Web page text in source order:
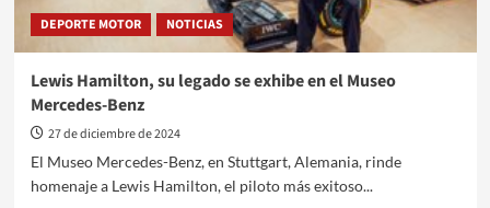
DEPORTE MOTOR NOTICIAS
Lewis Hamilton, su legado se exhibe en el Museo
Mercedes-Benz
27 de diciembre de 2024
El Museo Mercedes-Benz, en Stuttgart, Alemania, rinde
homenaje a Lewis Hamilton, el piloto más exitoso...